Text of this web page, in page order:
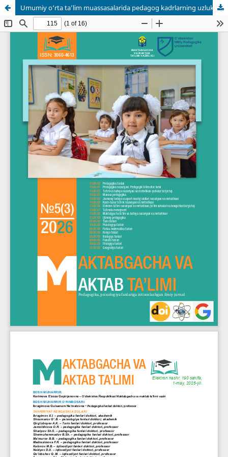
Umumiy o‘rta ta’lim muassasalarida pedagog kadrlarning uzluksiz kasbiy rivojlanishini ta’minlashda “Kasbiy rivojlanish kuni” va “Kasbiy rivojlanish soati” tadbirlari: amaliyot tahlili